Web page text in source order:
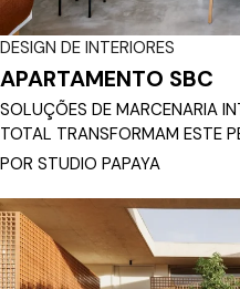
DESIGN DE INTERIORES
APARTAMENTO SBC
SOLUÇÕES DE MARCENARIA
TOTAL TRANSFORMAM ESTE
POR STUDIO PAPAYA